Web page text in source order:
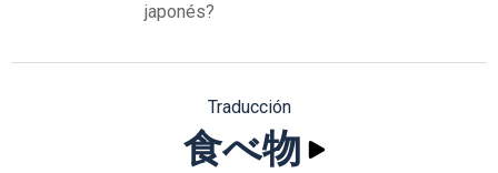
japonés?
Traducción
食べ物